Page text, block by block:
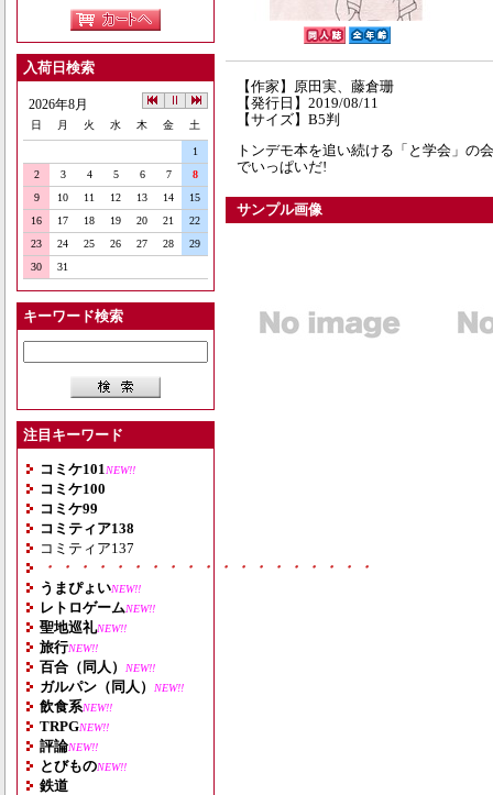
入荷日検索
2026年8月
日 月 火 水 木 金 土
1
2
3 4 5 6 7
8
9
10 11 12 13 14
15
16
17 18 19 20 21
22
23
24 25 26 27 28
29
30
31
キーワード検索
注目キーワード
コミケ101 NEW!!
コミケ100
コミケ99
コミティア138
コミティア137
・・・・・・・・・・・・・・・・・・・
うまぴょいNEW!!
レトロゲームNEW!!
聖地巡礼NEW!!
旅行NEW!!
百合（同人） NEW!!
ガルパン（同人） NEW!!
飲食系NEW!!
TRPGNEW!!
評論NEW!!
とびものNEW!!
鉄道
【作家】原田実、藤倉珊
【発行日】2019/08/11
【サイズ】B5判
トンデモ本を追い続ける「と学会」の
でいっぱいだ!
サンプル画像